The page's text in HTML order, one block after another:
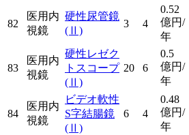
82
医用内
視鏡
硬性尿管鏡
(Ⅱ)
3 4
0.52
億円/
年
83
医用内
視鏡
硬性レゼク
トスコープ
(Ⅱ)
20 6
0.5
億円/
年
84
医用内
視鏡
ビデオ軟性
S字結腸鏡
(Ⅱ)
6 4
0.48
億円/
年